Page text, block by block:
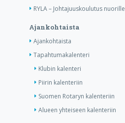
RYLA – Johtajuuskoulutus nuorille
Ajankohtaista
Ajankohtaista
Tapahtumakalenteri
Klubin kalenteri
Piirin kalenteriin
Suomen Rotaryn kalenteriin
Alueen yhteiseen kalenteriin